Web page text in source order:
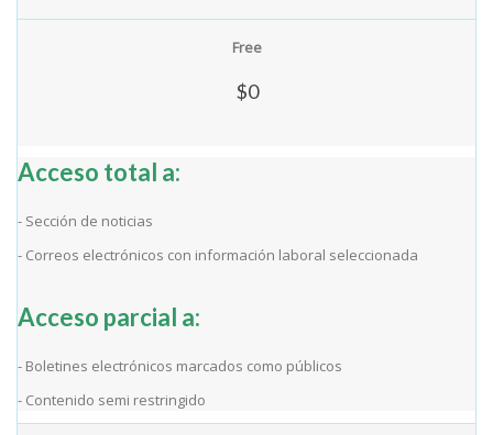
Free
$0
Acceso total a:
- Sección de noticias
- Correos electrónicos con información laboral seleccionada
Acceso parcial a:
- Boletines electrónicos marcados como públicos
- Contenido semi restringido